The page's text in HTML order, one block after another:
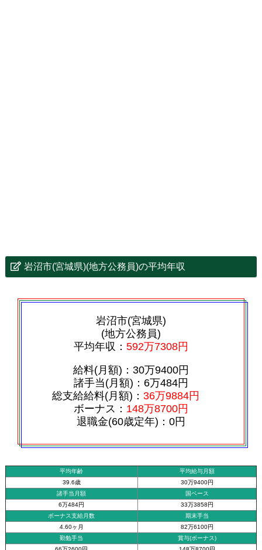
岩沼市(宮城県)(地方公務員)の平均年収
岩沼市(宮城県)
(地方公務員)
平均年収： 592万7308円
給料(月額)：30万9400円
諸手当(月額)：6万484円
総支給給料(月額)： 36万9884円
ボーナス： 148万8700円
退職金(60歳定年)：0円
平均年齢
平均給与月額
39.6歳
30万9400円
諸手当月額
国ベース
6万484円
33万3858円
ボーナス支給月数
期末手当
4.60ヶ月
82万6100円
勤勉手当
賞与(ボーナス)